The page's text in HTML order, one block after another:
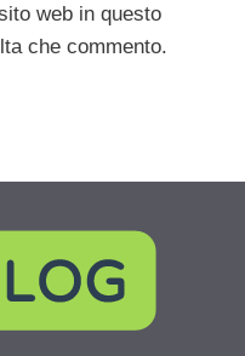
web in questo
che commento.